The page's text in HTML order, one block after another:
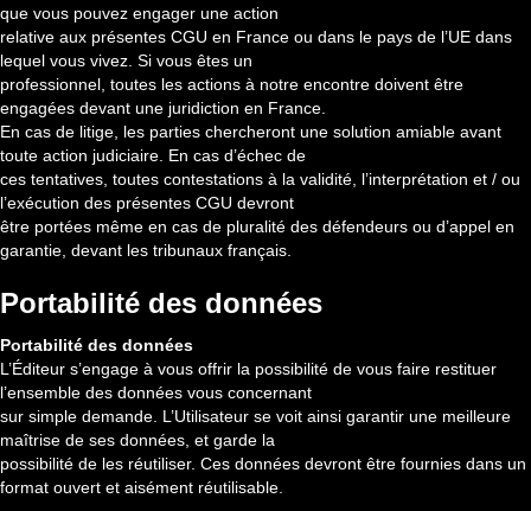
que vous pouvez engager une action
relative aux présentes CGU en France ou dans le pays de l’UE dans
lequel vous vivez. Si vous êtes un
professionnel, toutes les actions à notre encontre doivent être
engagées devant une juridiction en France.
En cas de litige, les parties chercheront une solution amiable avant
toute action judiciaire. En cas d’échec de
ces tentatives, toutes contestations à la validité, l’interprétation et / ou
l’exécution des présentes CGU devront
être portées même en cas de pluralité des défendeurs ou d’appel en
garantie, devant les tribunaux français.
Portabilité des données
Portabilité des données
L’Éditeur s’engage à vous offrir la possibilité de vous faire restituer
l’ensemble des données vous concernant
sur simple demande. L’Utilisateur se voit ainsi garantir une meilleure
maîtrise de ses données, et garde la
possibilité de les réutiliser. Ces données devront être fournies dans un
format ouvert et aisément réutilisable.